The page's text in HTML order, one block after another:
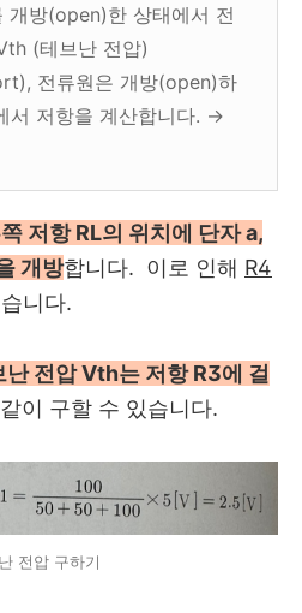
개방(open)한 상태에서 전
(테브난 전압)
전류원은 개방(open)하
서 저항을 계산합니다. →
저항 RL의 위치에 단자 a,
개방합니다. 이로 인해 R4
니다.
난 전압 Vth는 저항 R3에 걸
이 구할 수 있습니다.
전압 구하기